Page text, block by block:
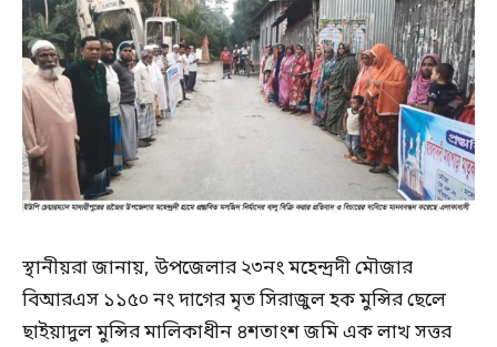
স্থানীয়রা জানায়, উপজেলার ২৩নং মহেন্দ্রদী মৌজার
বিআরএস ১১৫০ নং দাগের মৃত সিরাজুল হক মুন্সির ছেলে
ছাইয়াদুল মুন্সির মালিকাধীন ৪শতাংশ জমি এক লাখ সত্তর